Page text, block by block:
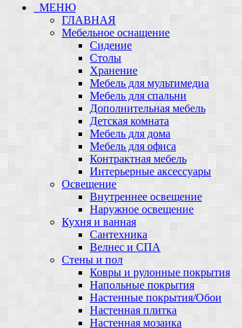
МЕНЮ
ГЛАВНАЯ
Мебельное оснащение
Сидение
Столы
Хранение
Мебель для мультимедиа
Мебель для спальни
Дополнительная мебель
Детская комната
Мебель для дома
Мебель для офиса
Контрактная мебель
Интерьерные аксессуары
Освещение
Внутреннее освещение
Наружное освещение
Кухня и ванная
Сантехника
Велнес и СПА
Стены и пол
Ковры и рулонные покрытия
Напольные покрытия
Настенные покрытия/Обои
Настенная плитка
Настенная мозаика